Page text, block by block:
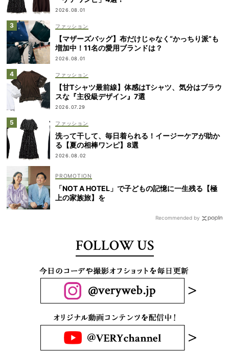
2026.08.01
ファッション
【マザーズバッグ】布だけじゃなく“かっちり派”も
増加中！11名の愛用ブランドは？
2026.08.01
ファッション
【甘Tシャツ最前線】体感はTシャツ、気分はブラウ
スな『主役級デザイン』7選
2026.07.29
ファッション
洗って干して、毎日着られる！イージーケアが助か
る【夏の相棒ワンピ】8選
2026.08.02
「NOT A HOTEL」で子どもの記憶に一生残る【極
上の家族旅】を
Recommended by
FOLLOW US